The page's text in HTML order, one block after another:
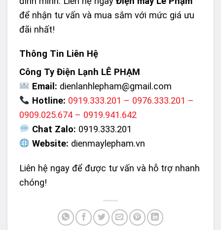
để nhận tư vấn và mua sắm với mức giá ưu
đãi nhất!
Thông Tin Liên Hệ
Công Ty Điện Lạnh LÊ PHẠM
Email: dienlanhlepham@gmail.com
Hotline: 0919.333.201 – 0976.333.201 –
0909.025.674 – 0919.941.642
Chat Zalo: 0919.333.201
Website: dienmaylepham.vn
Liên hệ ngay để được tư vấn và hỗ trợ nhanh
chóng!